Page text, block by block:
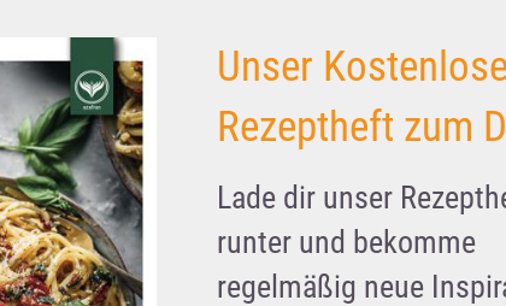
Unser
Rezeptheft zum
Lade dir unser
runter und bekomme
regelmäßig neue